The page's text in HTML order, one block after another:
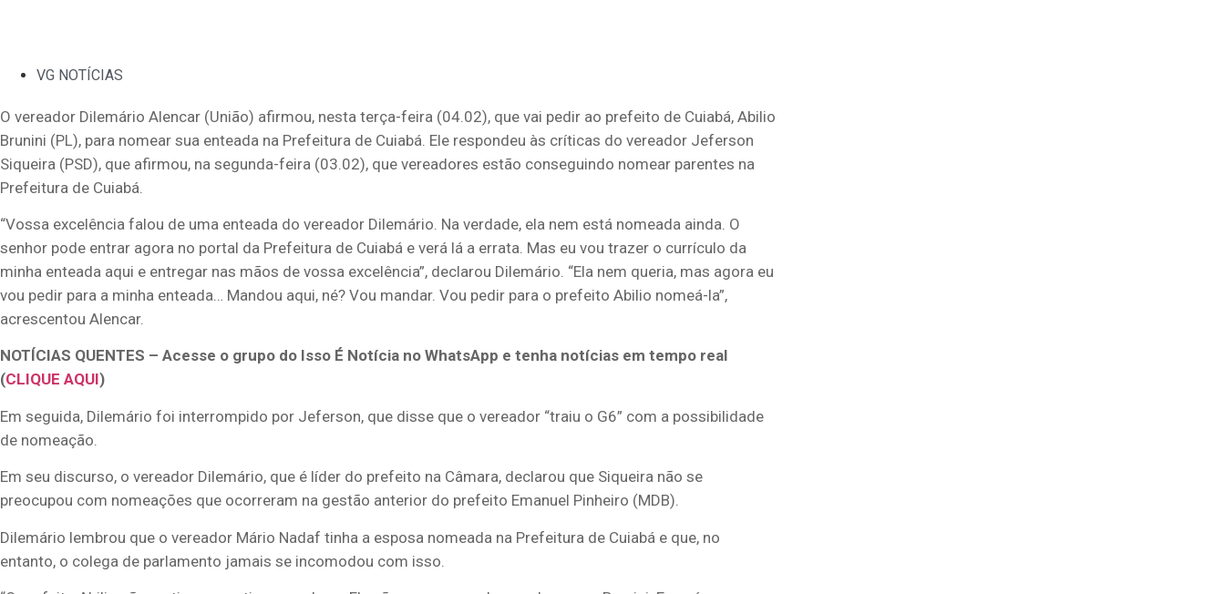
VG NOTÍCIAS
O vereador Dilemário Alencar (União) afirmou, nesta terça-feira (04.02), que vai pedir ao prefeito de Cuiabá, Abilio
Brunini (PL), para nomear sua enteada na Prefeitura de Cuiabá. Ele respondeu às críticas do vereador Jeferson
Siqueira (PSD), que afirmou, na segunda-feira (03.02), que vereadores estão conseguindo nomear parentes na
Prefeitura de Cuiabá.
“Vossa excelência falou de uma enteada do vereador Dilemário. Na verdade, ela nem está nomeada ainda. O
senhor pode entrar agora no portal da Prefeitura de Cuiabá e verá lá a errata. Mas eu vou trazer o currículo da
minha enteada aqui e entregar nas mãos de vossa excelência”, declarou Dilemário. “Ela nem queria, mas agora eu
vou pedir para a minha enteada… Mandou aqui, né? Vou mandar. Vou pedir para o prefeito Abilio nomeá-la”,
acrescentou Alencar.
NOTÍCIAS QUENTES – Acesse o grupo do Isso É Notícia no WhatsApp e tenha notícias em tempo real
(CLIQUE AQUI)
Em seguida, Dilemário foi interrompido por Jeferson, que disse que o vereador “traiu o G6” com a possibilidade
de nomeação.
Em seu discurso, o vereador Dilemário, que é líder do prefeito na Câmara, declarou que Siqueira não se
preocupou com nomeações que ocorreram na gestão anterior do prefeito Emanuel Pinheiro (MDB).
Dilemário lembrou que o vereador Mário Nadaf tinha a esposa nomeada na Prefeitura de Cuiabá e que, no
entanto, o colega de parlamento jamais se incomodou com isso.